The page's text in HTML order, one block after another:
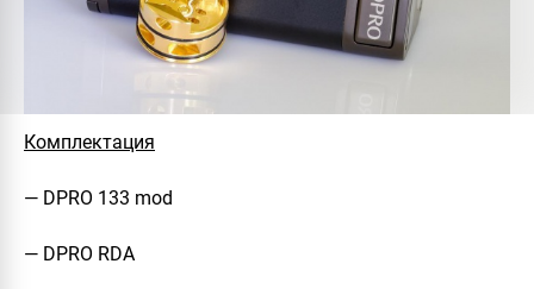
Комплектация
— DPRO 133 mod
— DPRO RDA